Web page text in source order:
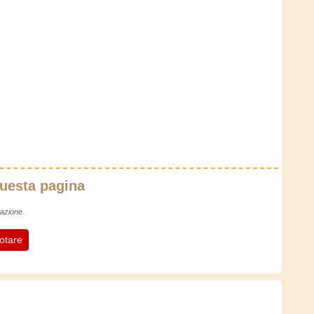
pagina